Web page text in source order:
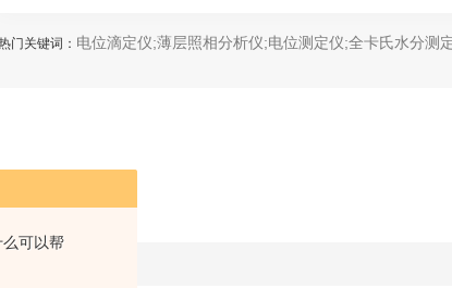
可以帮
门关键词： 电位滴定仪;薄层照相分析仪;电位测定仪;全卡氏水分测定仪;全自动永停滴定仪;菌落计数分析仪;
测量方法
：2099